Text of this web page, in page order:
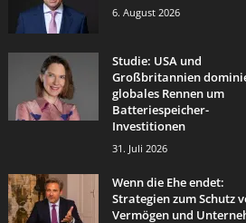
6. August 2026
Studie: USA und
Großbritannien
globales Rennen um
Batteriespeicher-
Investitionen
31. Juli 2026
Wenn die Ehe endet:
Strategien zum Schutz
Vermögen und